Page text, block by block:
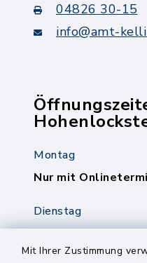
Mit Ihrer Zustimmung
04826 30-15
info@amt-
Montag
Nur mit
Dienstag
8.00-12.00 Uhr
14.00-18.00 Uhr